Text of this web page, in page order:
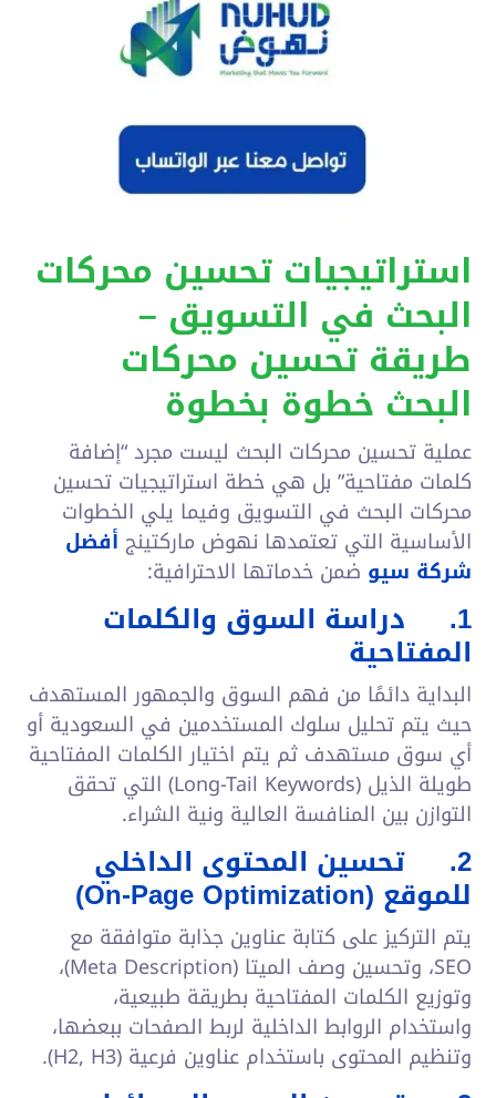
استراتيجيات تحسين محركات
البحث في التسويق –
طريقة تحسين محركات
البحث خطوة بخطوة
عملية تحسين محركات البحث ليست مجرد “إضافة
كلمات مفتاحية” بل هي خطة استراتيجيات تحسين
محركات البحث في التسويق وفيما يلي الخطوات
الأساسية التي تعتمدها نهوض ماركتينج أفضل
شركة سيو​ ضمن خدماتها الاحترافية:
1. دراسة السوق والكلمات
المفتاحية
البداية دائمًا من فهم السوق والجمهور المستهدف
حيث يتم تحليل سلوك المستخدمين في السعودية أو
أي سوق مستهدف ثم يتم اختيار الكلمات المفتاحية
طويلة الذيل (Long-Tail Keywords) التي تحقق
التوازن بين المنافسة العالية ونية الشراء.
2. تحسين المحتوى الداخلي
للموقع (On-Page Optimization
)
يتم التركيز على كتابة عناوين جذابة متوافقة مع
SEO، وتحسين وصف الميتا (Meta Description)،
وتوزيع الكلمات المفتاحية بطريقة طبيعية،
واستخدام الروابط الداخلية لربط الصفحات ببعضها،
وتنظيم المحتوى باستخدام عناوين فرعية (H2, H3).